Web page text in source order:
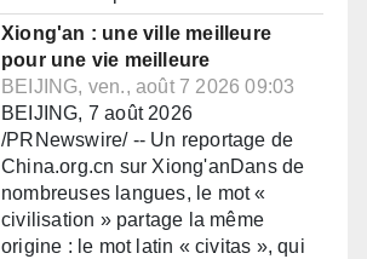
Xiong'an : une ville meilleure
pour une vie meilleure
BEIJING, ven., août 7 2026 09:03
BEIJING, 7 août 2026
/PRNewswire/ -- Un reportage de
China.org.cn sur Xiong'anDans de
nombreuses langues, le mot «
civilisation » partage la même
origine : le mot latin « civitas », qui